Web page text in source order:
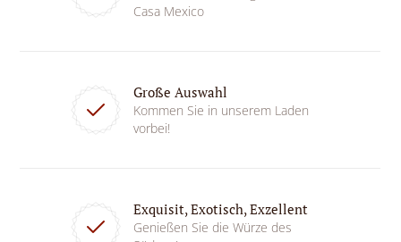
Casa Mexico
Große Auswahl
Kommen Sie in unserem Laden
vorbei!
Exquisit, Exotisch, Exzellent
Genießen Sie die Würze des